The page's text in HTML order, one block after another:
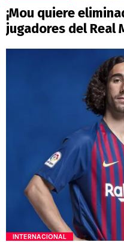
¡Mou quiere
jugadores del Real
INTERNACIONAL